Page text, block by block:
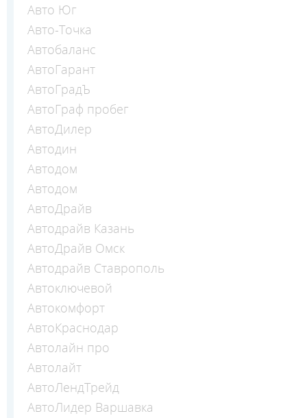
Авто Юг
Авто-Точка
Автобаланс
АвтоГарант
АвтоГрадЪ
АвтоГраф пробег
АвтоДилер
Автодин
Автодом
Автодом
АвтоДрайв
Автодрайв Казань
АвтоДрайв Омск
Автодрайв Ставрополь
Автоключевой
Автокомфорт
АвтоКраснодар
Автолайн про
Автолайт
АвтоЛендТрейд
АвтоЛидер Варшавка